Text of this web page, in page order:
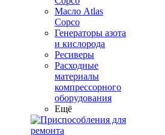
Масло Atlas
Copco
Генераторы азота
и кислорода
Ресиверы
Расходные
материалы
компрессорного
оборудования
Ещё